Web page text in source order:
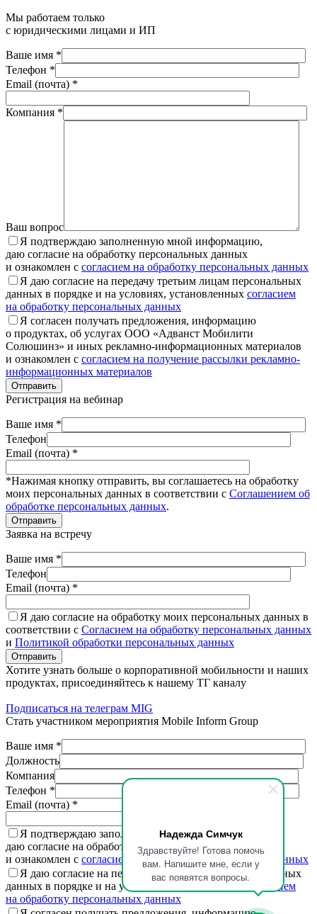
Надежда Симчук
Здравствуйте! Готова помочь
вам. Напишите мне, если у
вас появятся вопросы.
Мы работаем только
с юридическими лицами и ИП
Ваше имя *
Телефон *
Email (почта) *
Компания *
Ваш вопрос
Я подтверждаю заполненную мной информацию,
даю согласие на обработку персональных данных
и ознакомлен с согласием на обработку персональных данных
Я даю согласие на передачу третьим лицам персональных
данных в порядке и на условиях, установленных согласием
на обработку персональных данных
Я согласен получать предложения, информацию
о продуктах, об услугах ООО «Адванст Мобилити
Солюшинз» и иных рекламно-информационных материалов
и ознакомлен с согласием на получение рассылки рекламно-
информационных материалов
Отправить
Регистрация на вебинар
Ваше имя *
Телефон
Email (почта) *
*Нажимая кнопку отправить, вы соглашаетесь на обработку
моих персональных данных в соответствии с Соглашением об
обработке персональных данных.
Отправить
Заявка на встречу
Ваше имя *
Телефон
Email (почта) *
Я даю согласие на обработку моих персональных данных в
соответствии с Согласием на обработку персональных данных
и Политикой обработки персональных данных
Отправить
Хотите узнать больше о корпоративной мобильности и наших
продуктах, присоединяйтесь к нашему ТГ каналу
Подписаться на телеграм MIG
Стать участником мероприятия Mobile Inform Group
Ваше имя *
Должность
Компания
Телефон *
Email (почта) *
Я подтверждаю заполненную мной информацию,
даю согласие на обработку персональных данных
и ознакомлен с согласием на обработку персональных данных
Я даю согласие на передачу третьим лицам персональных
данных в порядке и на условиях, установленных
согласием
на обработку персональных данных